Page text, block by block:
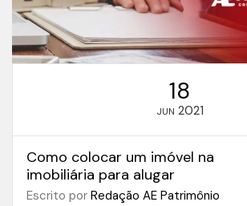
18
JUN 2021
Como colocar um imóvel na
imobiliária para alugar
Escrito por Redação AE Patrimônio